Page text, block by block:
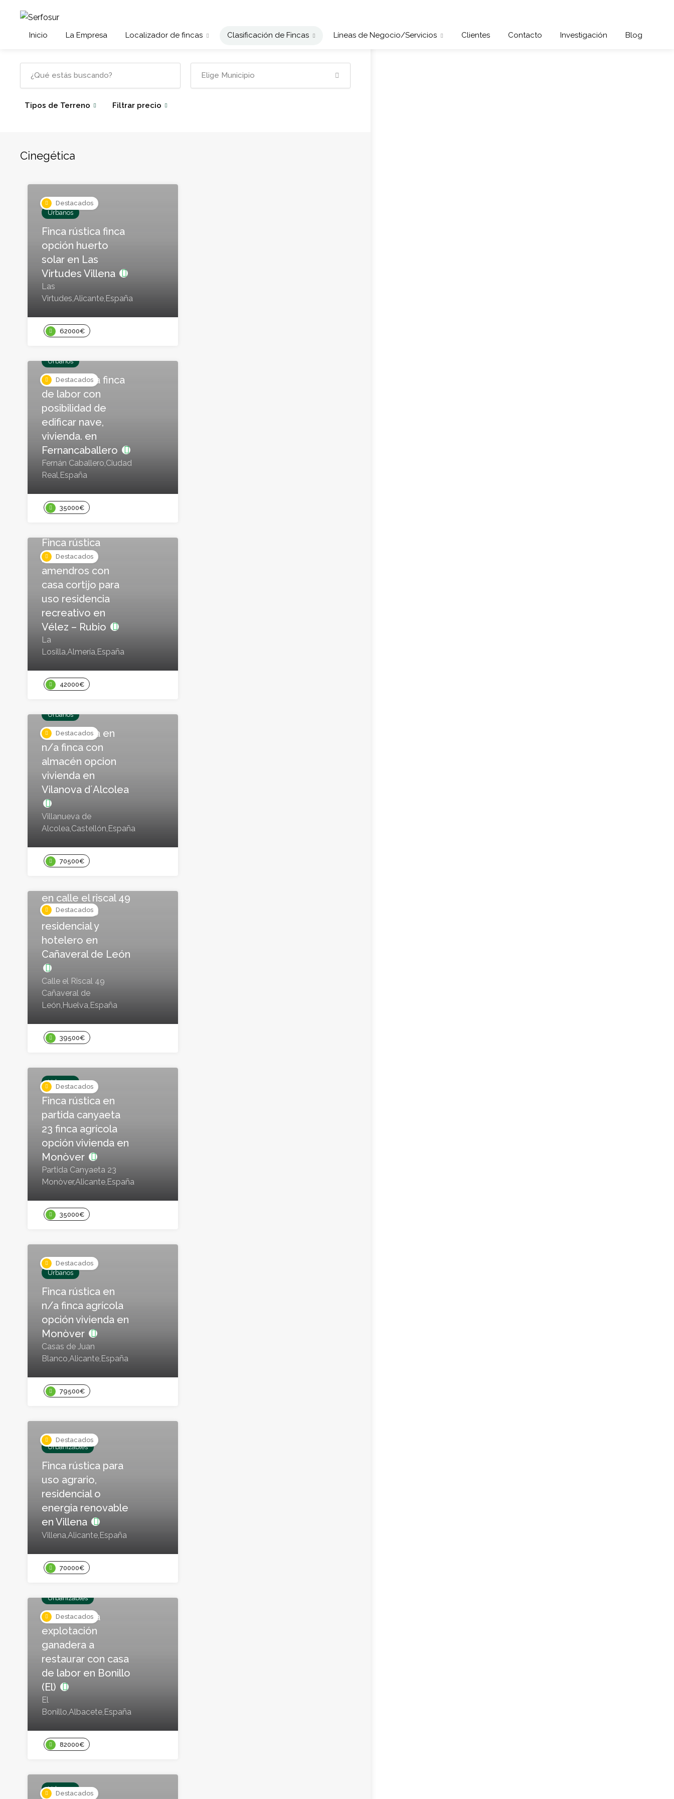
Inicio La Empresa Localizador de fincas Clasificación de Fincas Líneas de Negocio/Servicios Clientes Contacto Investigación Blog
Tipos de Terreno Filtrar precio
Cinegética
Destacados
Urbanos
Finca rústica finca
opción huerto
solar en Las
Virtudes Villena
Las
Virtudes,Alicante,España
62000€
Destacados
Urbanos
Finca rústica finca
de labor con
posibilidad de
edificar nave,
vivienda. en
Fernancaballero
Fernán Caballero,Ciudad
Real,España
35000€
Destacados
Finca rústica
parcela de
amendros con
casa cortijo para
uso residencia
recreativo en
Vélez – Rubio
La
Losilla,Almería,España
42000€
Destacados
Urbanos
Finca rústica en
n/a finca con
almacén opcion
vivienda en
Vilanova d´Alcolea
Villanueva de
Alcolea,Castellón,España
70500€
Destacados
Urbanizables
en calle el riscal 49
finca de uso
residencial y
hotelero en
Cañaveral de León
Calle el Riscal 49
Cañaveral de
León,Huelva,España
39500€
Destacados
Urbanos
Finca rústica en
partida canyaeta
23 finca agrícola
opción vivienda en
Monòver
Partida Canyaeta 23
Monòver,Alicante,España
35000€
Destacados
Urbanos
Finca rústica en
n/a finca agrícola
opción vivienda en
Monòver
Casas de Juan
Blanco,Alicante,España
79500€
Destacados
Urbanizables
Finca rústica para
uso agrario,
residencial o
energia renovable
en Villena
Villena,Alicante,España
70000€
Destacados
Urbanizables
Finca rústica
explotación
ganadera a
restaurar con casa
de labor en Bonillo
(El)
El
Bonillo,Albacete,España
82000€
Destacados
Urbanos